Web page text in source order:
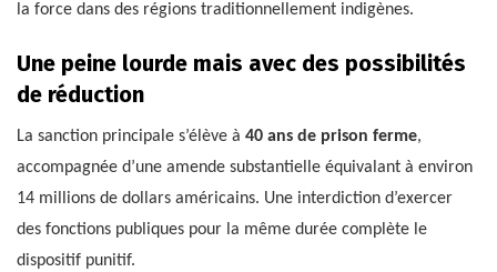
la force dans des régions traditionnellement indigènes.
Une peine lourde mais avec des possibilités
de réduction
La sanction principale s’élève à 40 ans de prison ferme,
accompagnée d’une amende substantielle équivalant à environ
14 millions de dollars américains. Une interdiction d’exercer
des fonctions publiques pour la même durée complète le
dispositif punitif.